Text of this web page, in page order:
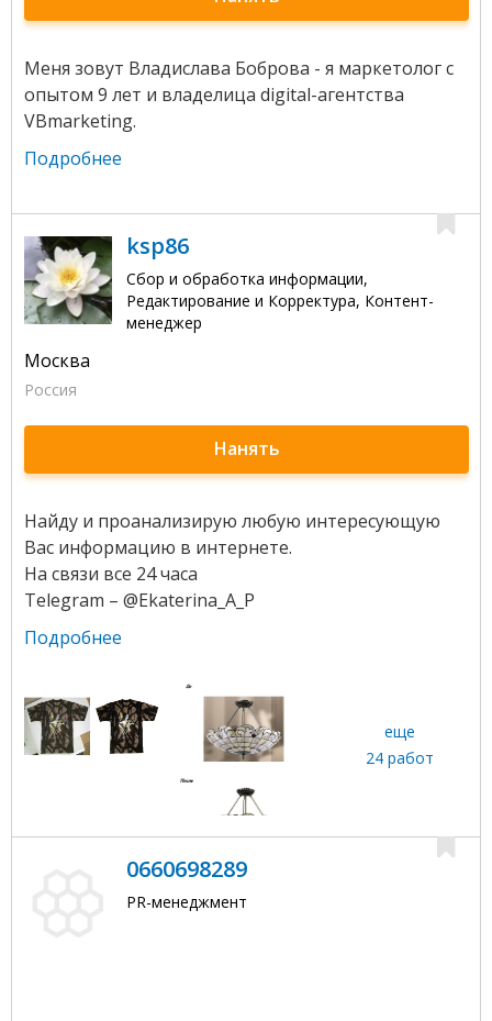
Меня зовут Владислава Боброва - я маркетолог с
опытом 9 лет и владелица digital-агентства
VBmarketing.
Подробнее
ksp86
Сбор и обработка информации,
Редактирование и Корректура, Контент-
менеджер
Москва
Россия
Нанять
Найду и проанализирую любую интересующую
Вас информацию в интернете.
На связи все 24 часа
Telegram – @Ekaterina_A_P
Подробнее
еще
24 работ
0660698289
PR-менеджмент